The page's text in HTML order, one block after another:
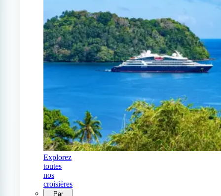
Explorez
toutes
nos
croisières
Par